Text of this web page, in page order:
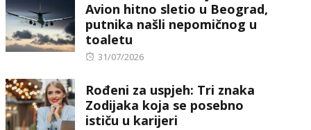
Avion hitno sletio u Beograd,
putnika našli nepomičnog u
toaletu
Posted
31/07/2026
Rođeni za uspjeh: Tri znaka
Zodijaka koja se posebno
ističu u karijeri